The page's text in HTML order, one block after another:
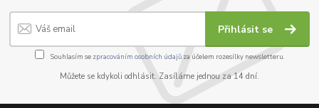
Přihlásit se
Souhlasím se zpracováním osobních údajůza účelem rozesílky newsletteru.
Můžete se kdykoli odhlásit. Zasíláme jednou za 14 dní.